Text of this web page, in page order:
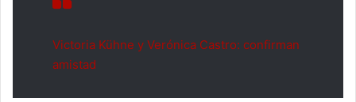
Victoria Kühne y Verónica Castro: confirman
amistad